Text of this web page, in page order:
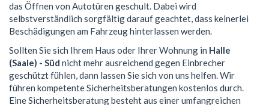
das Öffnen von Autotüren geschult. Dabei wird
selbstverständlich sorgfältig darauf geachtet, dass keinerlei
Beschädigungen am Fahrzeug hinterlassen werden.
Sollten Sie sich Ihrem Haus oder Ihrer Wohnung in Halle
(Saale) - Süd nicht mehr ausreichend gegen Einbrecher
geschützt fühlen, dann lassen Sie sich von uns helfen. Wir
führen kompetente Sicherheitsberatungen kostenlos durch.
Eine Sicherheitsberatung besteht aus einer umfangreichen